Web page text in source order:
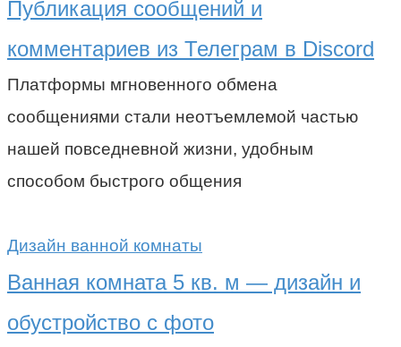
Публикация сообщений и
комментариев из Телеграм в Discord
Платформы мгновенного обмена
сообщениями стали неотъемлемой частью
нашей повседневной жизни, удобным
способом быстрого общения
Дизайн ванной комнаты
Ванная комната 5 кв. м — дизайн и
обустройство с фото